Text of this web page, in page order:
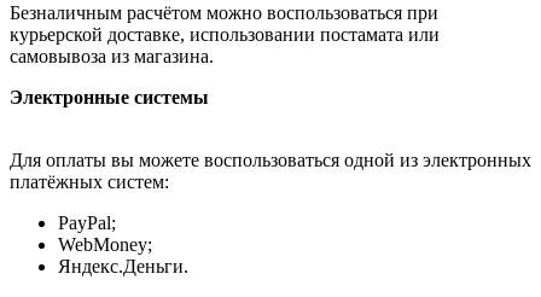
Безналичным расчётом можно воспользоваться при
курьерской доставке, использовании постамата или
самовывоза из магазина.
Электронные системы
Для оплаты вы можете воспользоваться одной из электронных
платёжных систем:
PayPal;
WebMoney;
Яндекс.Деньги.